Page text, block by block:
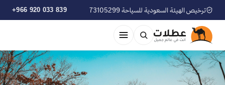
ترخيص الهيئة السعودية للسياحة 73105299 +966 920 033 839